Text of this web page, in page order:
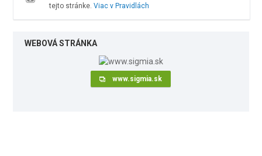
tejto stránke. Viac v Pravidlách
WEBOVÁ STRÁNKA
www.sigmia.sk